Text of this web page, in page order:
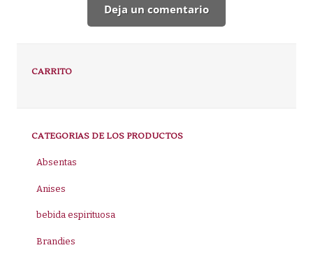
CARRITO
CATEGORIAS DE LOS PRODUCTOS
Absentas
Anises
bebida espirituosa
Brandies